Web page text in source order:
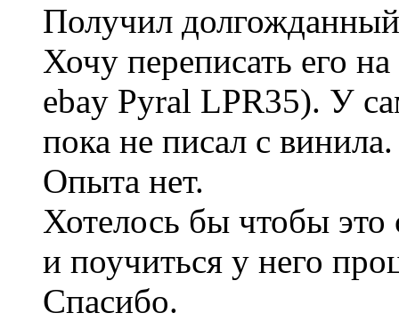
Получил
Хочу переписать его
ebay Pyral LPR35). У
пока не писал с винила.
Опыта нет.
Хотелось бы чтобы
и поучиться у него
Спасибо.